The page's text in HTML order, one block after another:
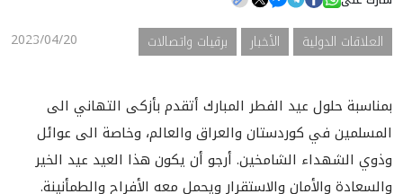
الأخبار
المعرض
2023/04/20 العلاقات الدولية الأخبار برقيات واتصالات
بمناسبة حلول عيد الفطر المبارك أتقدم بأزكی التهاني الی
المسلمين في كوردستان والعراق والعالم، وخاصة الی عوائل
وذوي الشهداء الشامخين. أرجو أن يكون هذا العيد عيد الخير
والسعادة والأمان والاستقرار ويحمل معه الأفراح والطمأنينة.